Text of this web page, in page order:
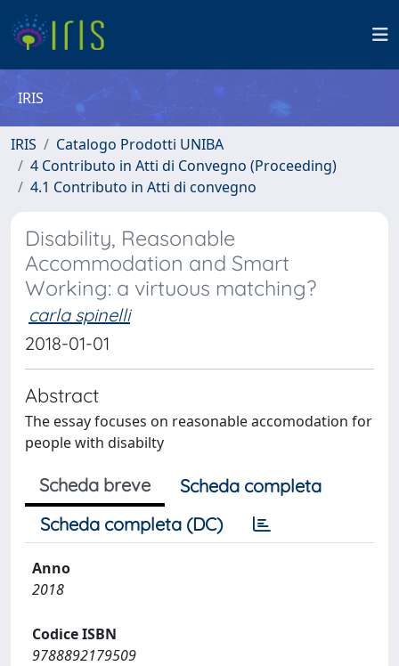
IRIS
IRIS
Catalogo Prodotti UNIBA
4 Contributo in Atti di Convegno (Proceeding)
4.1 Contributo in Atti di convegno
Disability, Reasonable
Accommodation and Smart
Working: a virtuous matching?
carla spinelli
2018-01-01
Abstract
The essay focuses on reasonable accomodation for
people with disabilty
Scheda breve
Scheda completa
Scheda completa (DC)
Anno
2018
Codice ISBN
9788892179509